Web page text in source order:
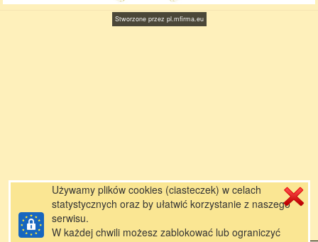
Stworzone przez pl.mfirma.eu
Używamy plików cookies (ciasteczek) w celach
statystycznych oraz by ułatwić korzystanie z naszego
serwisu.
W każdej chwili możesz zablokować lub ograniczyć